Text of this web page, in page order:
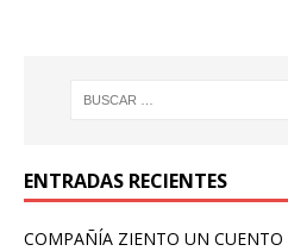
ENTRADAS RECIENTES
COMPAÑÍA ZIENTO UN